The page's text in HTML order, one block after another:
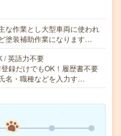
な作業とし大型車両に使われ
塗装補助作業になります…
/ 英語力不要
録だけでもOK！履歴書不要
名・職種などを入力す…